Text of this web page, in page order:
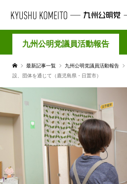
九州公明党議員活動報告
最新記事一覧 九州公明党議員活動報告
設、団体を通じて（鹿児島県・日置市）